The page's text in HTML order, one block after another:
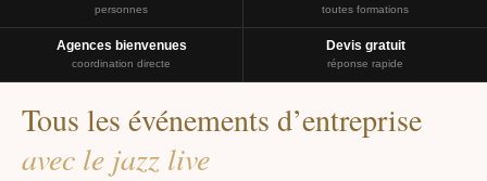
personnes toutes formations
Agences bienvenues
coordination directe
Devis gratuit
réponse rapide
Tous les événements d’entreprise
avec le jazz live